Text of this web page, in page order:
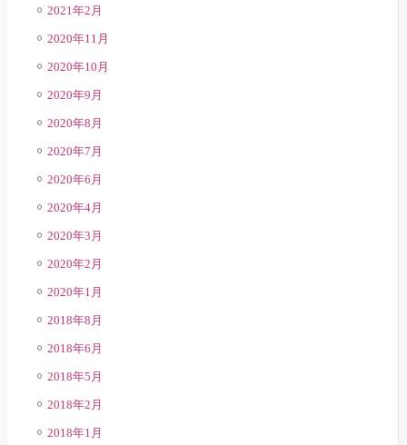
2021年2月
2020年11月
2020年10月
2020年9月
2020年8月
2020年7月
2020年6月
2020年4月
2020年3月
2020年2月
2020年1月
2018年8月
2018年6月
2018年5月
2018年2月
2018年1月